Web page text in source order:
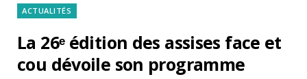
ACTUALITÉS
La 26ᵉ édition des assises face et
cou dévoile son programme